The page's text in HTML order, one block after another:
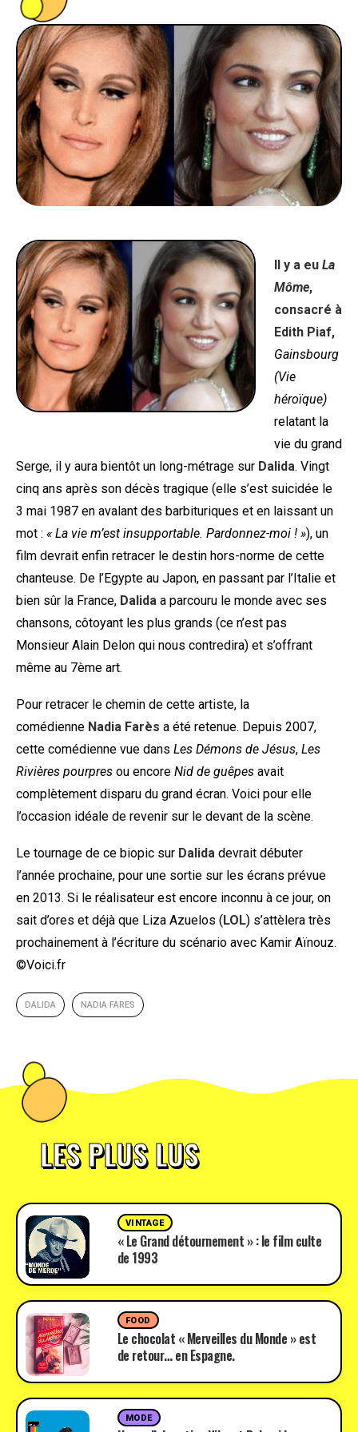
PEOPLE
FOOD
BONS PLANS
SOUTENEZ KULTT
Il y a eu La
Môme,
consacré à
Edith Piaf,
Gainsbourg
(Vie
héroïque)
relatant la
vie du grand
Serge, il y aura bientôt un long-métrage sur Dalida. Vingt
cinq ans après son décès tragique (elle s’est suicidée le
3 mai 1987 en avalant des barbituriques et en laissant un
mot : « La vie m’est insupportable. Pardonnez-moi ! »), un
film devrait enfin retracer le destin hors-norme de cette
chanteuse. De l’Egypte au Japon, en passant par l’Italie et
bien sûr la France, Dalida a parcouru le monde avec ses
chansons, côtoyant les plus grands (ce n’est pas
Monsieur Alain Delon qui nous contredira) et s’offrant
même au 7ème art.
Pour retracer le chemin de cette artiste, la
comédienne Nadia Farès a été retenue. Depuis 2007,
cette comédienne vue dans Les Démons de Jésus, Les
Rivières pourpres ou encore Nid de guêpes avait
complètement disparu du grand écran. Voici pour elle
l’occasion idéale de revenir sur le devant de la scène.
Le tournage de ce biopic sur Dalida devrait débuter
l’année prochaine, pour une sortie sur les écrans prévue
en 2013. Si le réalisateur est encore inconnu à ce jour, on
sait d’ores et déjà que Liza Azuelos (LOL) s’attèlera très
prochainement à l’écriture du scénario avec Kamir Aïnouz.
©Voici.fr
DALIDA NADIA FARES
LES PLUS LUS
VINTAGE
« Le Grand détournement » : le film culte
de 1993
FOOD
Le chocolat « Merveilles du Monde » est
de retour… en Espagne.
MODE